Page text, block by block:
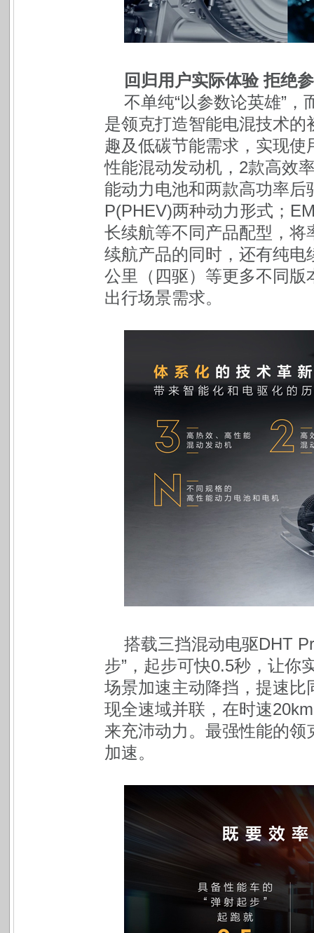
回归用户实际体验 拒绝
不单纯“以参数论英雄”
是领克打造智能电混技术
趣及低碳节能需求，实现
性能混动发动机，2款高效
能动力电池和两款高功率
P(PHEV)两种动力形式；
长续航等不同产品配型，将
续航产品的同时，还有纯电
公里（四驱）等更多不同
出行场景需求。
搭载三挡混动电驱DHT
步”，起步可快0.5秒，让你
场景加速主动降挡，提速
现全速域并联，在时速
来充沛动力。最强性能的
加速。